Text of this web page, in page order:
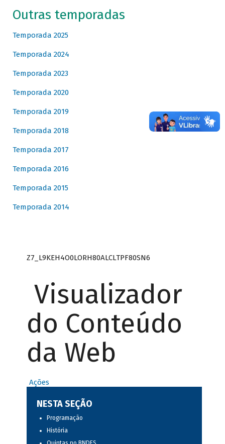
Outras temporadas
Temporada 2025
Temporada 2024
Temporada 2023
Temporada 2020
Temporada 2019
Temporada 2018
Temporada 2017
Temporada 2016
Temporada 2015
Temporada 2014
Z7_L9KEH4O0LORH80ALCLTPF80SN6
Visualizador
do Conteúdo
da Web
Ações
NESTA SEÇÃO
Programação
História